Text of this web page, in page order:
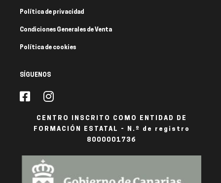
Política de privacidad
Condiciones Generales de Venta
Política de cookies
SÍGUENOS
CENTRO INSCRITO COMO ENTIDAD DE
FORMACIÓN ESTATAL - N.º de registro
8000001736